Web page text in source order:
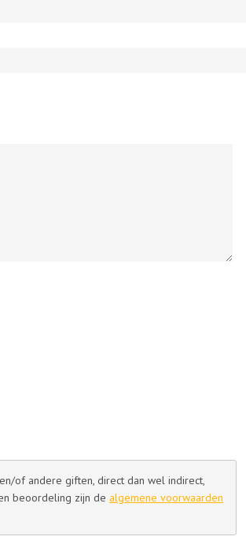
of andere giften, direct dan wel indirect,
beoordeling zijn de algemene voorwaarden